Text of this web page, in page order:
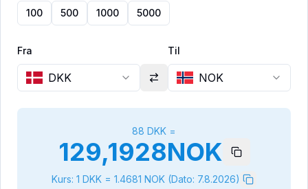
100 500 1000 5000
Fra
DKK
Til
NOK
88 DKK =
129,1928NOK
Kurs: 1 DKK = 1.4681 NOK (Dato: 7.8.2026)